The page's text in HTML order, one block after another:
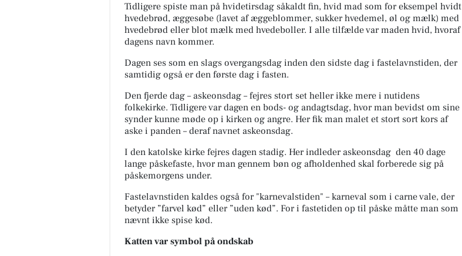
Tidligere spiste man på hvidetirsdag såkaldt fin, hvid mad som for eksempel hvidt
hvedebrød, æggesøbe (lavet af æggeblommer, sukker hvedemel, øl og mælk) med
hvedebrød eller blot mælk med hvedeboller. I alle tilfælde var maden hvid, hvoraf
dagens navn kommer.
Dagen ses som en slags overgangsdag inden den sidste dag i fastelavnstiden, der
samtidig også er den første dag i fasten.
Den fjerde dag – askeonsdag – fejres stort set heller ikke mere i nutidens
folkekirke. Tidligere var dagen en bods- og andagtsdag, hvor man bevidst om sine
synder kunne møde op i kirken og angre. Her fik man malet et stort sort kors af
aske i panden – deraf navnet askeonsdag.
I den katolske kirke fejres dagen stadig. Her indleder askeonsdag den 40 dage
lange påskefaste, hvor man gennem bøn og afholdenhed skal forberede sig på
påskemorgens under.
Fastelavnstiden kaldes også for "karnevalstiden" – karneval som i carne vale, der
betyder ”farvel kød” eller ”uden kød”. For i fastetiden op til påske måtte man som
nævnt ikke spise kød.
Katten var symbol på ondskab